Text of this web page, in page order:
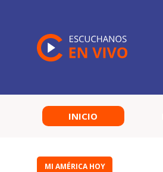
INICIO
MI AMÉRICA HOY